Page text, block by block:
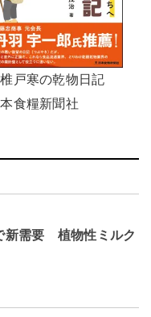
戸寒の乾物日記
食糧新聞社
新需要 植物性ミルク